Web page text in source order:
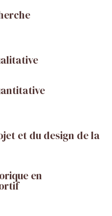
et du design de la
en